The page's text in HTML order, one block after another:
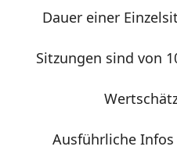
Dauer einer
Sitzungen sind von
Ausführliche